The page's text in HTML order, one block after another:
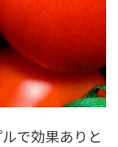
で効果ありと